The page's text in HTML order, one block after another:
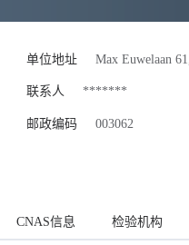
单位地址 Max Euwelaan
联系人 *******
邮政编码 003062
CNAS信息 检验机构